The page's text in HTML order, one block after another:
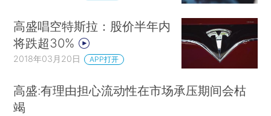
高盛唱空特斯拉：股价半年内
将跌超30%
2018年03月20日 APP打开
高盛:有理由担心流动性在市场承压期间会枯
竭